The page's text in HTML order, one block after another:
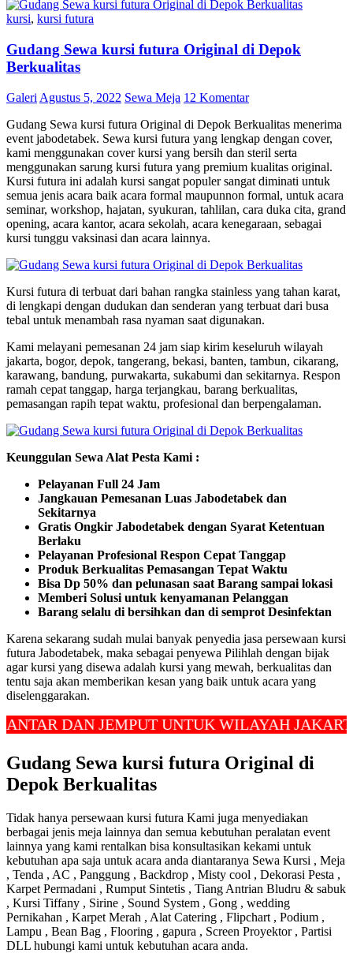
kursi, kursi futura
Gudang Sewa kursi futura Original di Depok
Berkualitas
Galeri Agustus 5, 2022 Sewa Meja 12 Komentar
Gudang Sewa kursi futura Original di Depok Berkualitas menerima
event jabodetabek. Sewa kursi futura yang lengkap dengan cover,
kami menggunakan cover kursi yang bersih dan steril serta
menggunakan sarung kursi futura yang premium kualitas original.
Kursi futura ini adalah kursi sangat populer sangat diminati untuk
semua jenis acara baik acara formal maupunnon formal, untuk acara
seminar, workshop, hajatan, syukuran, tahlilan, cara duka cita, grand
opening, acara kantor, acara sekolah, acara kenegaraan, sebagai
kursi tunggu vaksinasi dan acara lainnya.
Kursi futura di terbuat dari bahan rangka stainless yang tahan karat,
di lengkapi dengan dudukan dan senderan yang terbuat dari busa
tebal untuk menambah rasa nyaman saat digunakan.
Kami melayani pemesanan 24 jam siap kirim keseluruh wilayah
jakarta, bogor, depok, tangerang, bekasi, banten, tambun, cikarang,
karawang, bandung, purwakarta, sukabumi dan sekitarnya. Respon
ramah cepat tanggap, harga terjangkau, barang berkualitas,
pemasangan rapih tepat waktu, profesional dan berpengalaman.
Keunggulan Sewa Alat Pesta Kami :
Pelayanan Full 24 Jam
Jangkauan Pemesanan Luas Jabodetabek dan
Sekitarnya
Gratis Ongkir Jabodetabek dengan Syarat Ketentuan
Berlaku
Pelayanan Profesional Respon Cepat Tanggap
Produk Berkualitas Pemasangan Tepat Waktu
Bisa Dp 50% dan pelunasan saat Barang sampai lokasi
Memberi Solusi untuk kenyamanan Pelanggan
Barang selalu di bersihkan dan di semprot Desinfektan
Karena sekarang sudah mulai banyak penyedia jasa persewaan kursi
futura Jabodetabek, maka sebagai penyewa Pilihlah dengan bijak
agar kursi yang disewa adalah kursi yang mewah, berkualitas dan
tentu saja akan memberikan kesan yang baik untuk acara yang
diselenggarakan.
DAN JEMPUT UNTUK WILAYAH JAKARTA,
Gudang Sewa kursi futura Original di
Depok Berkualitas
Tidak hanya persewaan kursi futura Kami juga menyediakan
berbagai jenis meja lainnya dan semua kebutuhan peralatan event
lainnya yang kami rentalkan bisa konsultasikan kekami untuk
kebutuhan apa saja untuk acara anda diantaranya Sewa Kursi , Meja
, Tenda , AC , Panggung , Backdrop , Misty cool , Dekorasi Pesta ,
Karpet Permadani , Rumput Sintetis , Tiang Antrian Bludru & sabuk
, Kursi Tiffany , Sirine , Sound System , Gong , wedding
Pernikahan , Karpet Merah , Alat Catering , Flipchart , Podium ,
Lampu , Bean Bag , Flooring , gapura , Screen Proyektor , Partisi
DLL hubungi kami untuk kebutuhan acara anda.